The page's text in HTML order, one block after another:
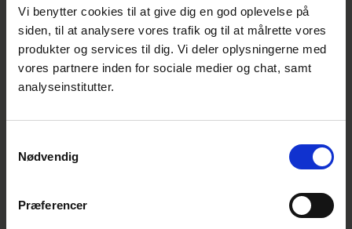
Vi benytter cookies til at give dig en god oplevelse på
siden, til at analysere vores trafik og til at målrette vores
produkter og services til dig. Vi deler oplysningerne med
vores partnere inden for sociale medier og chat, samt
analyseinstitutter.
Nødvendig
Præferencer
– bæredygtig anvendelse og beskyttelse af
vand- og havressourcer.